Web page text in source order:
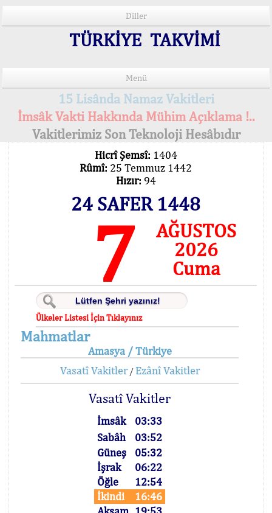
Diller
TÜRKİYE TAKVİMİ
Menü
15 Lisânda Namaz Vakitleri
İmsâk Vakti Hakkında Mühim Açıklama !..
Vakitlerimiz Son Teknoloji Hesâbıdır
Hicrî Şemsî: 1404
Rûmî: 25 Temmuz 1442
Hızır: 94
24 SAFER 1448
7
AĞUSTOS
2026
Cuma
Ülkeler Listesi İçin Tıklayınız
Mahmatlar
Amasya / Türkiye
Vasatî Vakitler/ Ezânî Vakitler
Vasatî Vakitler
İmsâk
03:33
Sabâh
03:52
Güneş
05:32
İşrak
06:22
Öğle
12:54
İkindi
16:46